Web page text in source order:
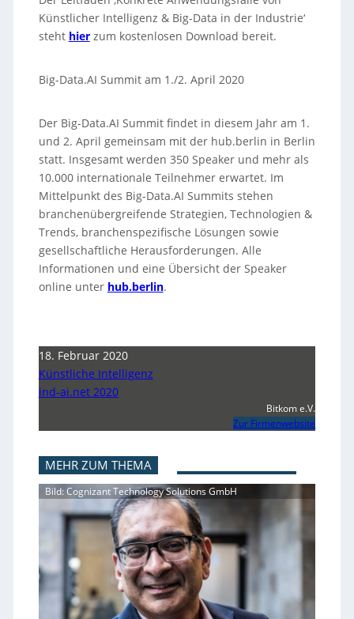
Künstlicher Intelligenz & Big-Data in der Industrie‘
steht hier zum kostenlosen Download bereit.
Big-Data.AI Summit am 1./2. April 2020
Der Big-Data.AI Summit findet in diesem Jahr am 1.
und 2. April gemeinsam mit der hub.berlin in Berlin
statt. Insgesamt werden 350 Speaker und mehr als
10.000 internationale Teilnehmer erwartet. Im
Mittelpunkt des Big-Data.AI Summits stehen
branchenübergreifende Strategien, Technologien &
Trends, branchenspezifische Lösungen sowie
gesellschaftliche Herausforderungen. Alle
Informationen und eine Übersicht der Speaker
online unter hub.berlin.
18. Februar 2020
Künstliche Intelligenz
ind-ai.net 2020
Bitkom e.V.
Zur Firmenwebsite
MEHR ZUM THEMA
Bild: Cognizant Technology Solutions GmbH